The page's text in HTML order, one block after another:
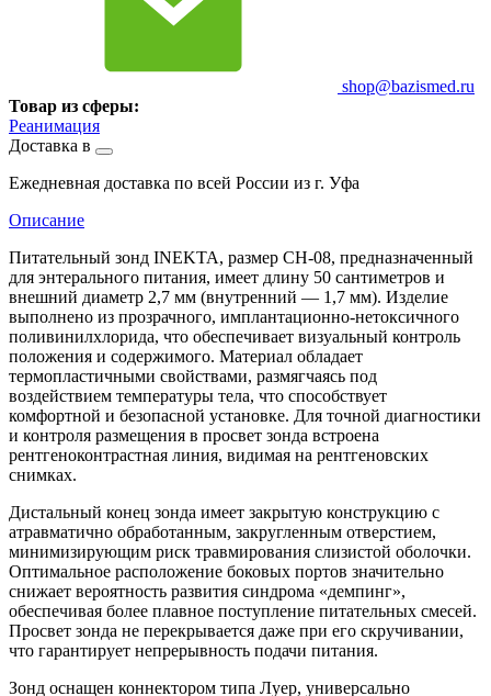
shop@bazismed.ru
Товар из сферы:
Реанимация
Доставка в
Ежедневная доставка по всей России из г. Уфа
Описание
Питательный зонд INEKTA, размер CH-08, предназначенный
для энтерального питания, имеет длину 50 сантиметров и
внешний диаметр 2,7 мм (внутренний — 1,7 мм). Изделие
выполнено из прозрачного, имплантационно-нетоксичного
поливинилхлорида, что обеспечивает визуальный контроль
положения и содержимого. Материал обладает
термопластичными свойствами, размягчаясь под
воздействием температуры тела, что способствует
комфортной и безопасной установке. Для точной диагностики
и контроля размещения в просвет зонда встроена
рентгеноконтрастная линия, видимая на рентгеновских
снимках.
Дистальный конец зонда имеет закрытую конструкцию с
атравматично обработанным, закругленным отверстием,
минимизирующим риск травмирования слизистой оболочки.
Оптимальное расположение боковых портов значительно
снижает вероятность развития синдрома «демпинг»,
обеспечивая более плавное поступление питательных смесей.
Просвет зонда не перекрывается даже при его скручивании,
что гарантирует непрерывность подачи питания.
Зонд оснащен коннектором типа Луер, универсально